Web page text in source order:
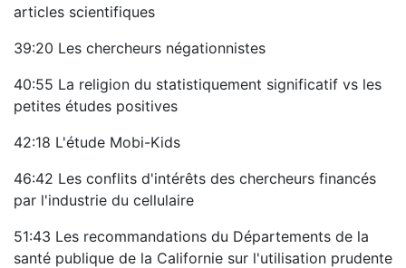
articles scientifiques
39:20 Les chercheurs négationnistes
40:55 La religion du statistiquement significatif vs les
petites études positives
42:18 L'étude Mobi-Kids
46:42 Les conflits d'intérêts des chercheurs financés
par l'industrie du cellulaire
51:43 Les recommandations du Départements de la
santé publique de la Californie sur l'utilisation prudente